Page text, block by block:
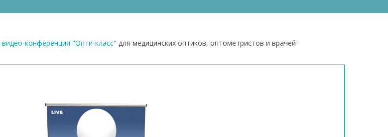
видео-конференция "Опти-класс" для медицинских оптиков, оптометристов и врачей-